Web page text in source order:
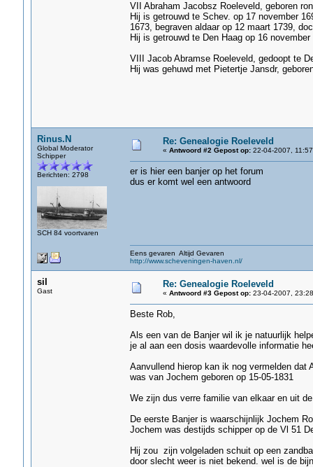
VII Abraham Jacobsz Roeleveld, geboren
Hij is getrouwd te Schev. op 17 november
1673, begraven aldaar op 12 maart 1739,
Hij is getrouwd te Den Haag op 16
VIII Jacob Abramse Roeleveld, gedoopt te
Hij was gehuwd met Pietertje Jansdr,
Rinus.N
Global Moderator
Schipper
Berichten: 2798
SCH 84 voortvaren
Re: Genealogie Roeleveld
« Antwoord #2 Gepost op:22-04-2007,
er is hier een banjer op het forum
dus er komt wel een antwoord
Eens gevaren Altijd Gevaren
http://www.scheveningen-haven.nl/
sil
Gast
Re: Genealogie Roeleveld
« Antwoord #3 Gepost op:23-04-2007,
Beste Rob,
Als een van de Banjer wil ik je natuurlijk
je al aan een dosis waardevolle informatie
Aanvullend hierop kan ik nog vermelden dat
was van Jochem geboren op 15-05-1831
We zijn dus verre familie van elkaar en uit
De eerste Banjer is waarschijnlijk Jochem
Jochem was destijds schipper op de Vl 51
Hij zou zijn volgeladen schuit op een
door slecht weer is niet bekend. wel is de